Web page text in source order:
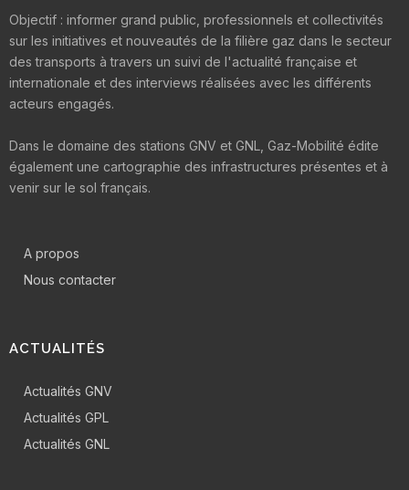
Objectif : informer grand public, professionnels et collectivités
sur les initiatives et nouveautés de la filière gaz dans le secteur
des transports à travers un suivi de l'actualité française et
internationale et des interviews réalisées avec les différents
acteurs engagés.
Dans le domaine des stations GNV et GNL, Gaz-Mobilité édite
également une cartographie des infrastructures présentes et à
venir sur le sol français.
A propos
Nous contacter
ACTUALITÉS
Actualités GNV
Actualités GPL
Actualités GNL